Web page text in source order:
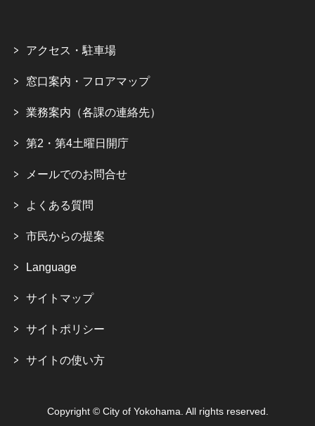
アクセス・駐車場
窓口案内・フロアマップ
業務案内（各課の連絡先）
第2・第4土曜日開庁
メールでのお問合せ
よくある質問
市民からの提案
Language
サイトマップ
サイトポリシー
サイトの使い方
Copyright © City of Yokohama. All rights reserved.